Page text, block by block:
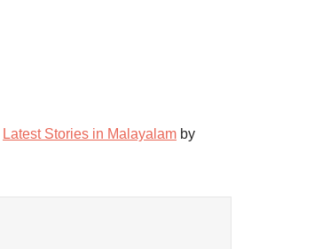
Latest Stories in Malayalam by